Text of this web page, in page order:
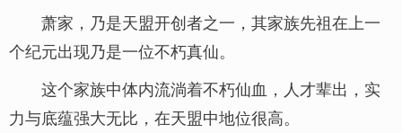
萧家，乃是天盟开创者之一，其家族先祖在上一
个纪元出现乃是一位不朽真仙。
这个家族中体内流淌着不朽仙血，人才辈出，实
力与底蕴强大无比，在天盟中地位很高。